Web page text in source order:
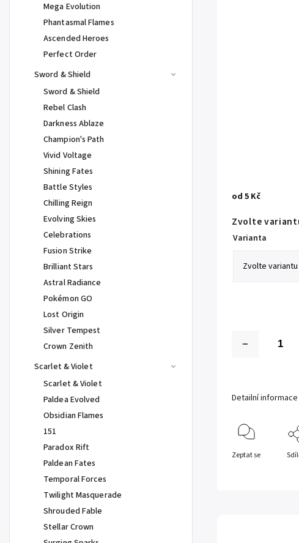
Mega Evolution
Phantasmal Flames
Ascended Heroes
Perfect Order
Sword & Shield
Sword & Shield
Rebel Clash
Darkness Ablaze
Champion's Path
Vivid Voltage
Shining Fates
Battle Styles
Chilling Reign
Evolving Skies
Celebrations
Fusion Strike
Brilliant Stars
Astral Radiance
Pokémon GO
Lost Origin
Silver Tempest
Crown Zenith
Scarlet & Violet
Scarlet & Violet
Paldea Evolved
Obsidian Flames
151
Paradox Rift
Paldean Fates
Temporal Forces
Twilight Masquerade
Shrouded Fable
Stellar Crown
od 5 Kč
Zvolte
Varianta
Detailní informace
Zeptat se